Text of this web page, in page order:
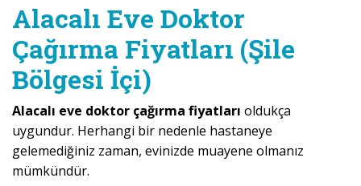
Alacalı Eve Doktor
Çağırma Fiyatları (Şile
Bölgesi İçi)
Alacalı eve doktor çağırma fiyatları oldukça
uygundur. Herhangi bir nedenle hastaneye
gelemediğiniz zaman, evinizde muayene olmanız
mümkündür.